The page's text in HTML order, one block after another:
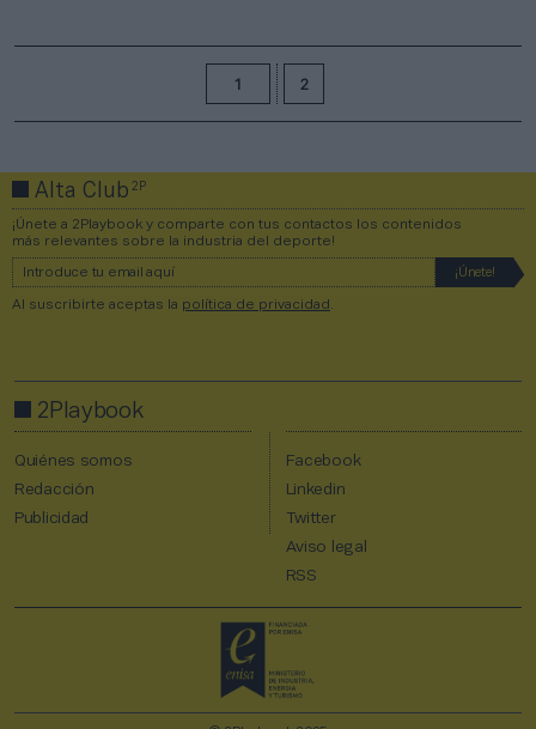
2
Alta Club2P
¡Únete a 2Playbook y comparte con tus contactos los contenidos
más relevantes sobre la industria del deporte!
Al suscribirte aceptas la política de privacidad .
2Playbook
Quiénes somos
Redacción
Publicidad
Facebook
Linkedin
Twitter
Aviso legal
RSS